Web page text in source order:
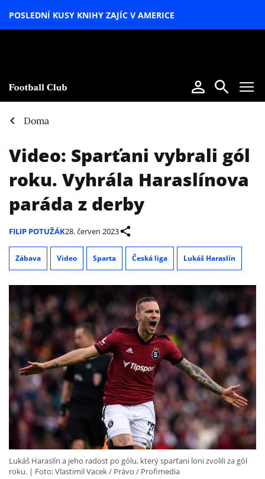
POSLEDNÍ KUSY KNIHY ZAJÍC V AMERICE
Doma
Video: Sparťani vybrali gól
roku. Vyhrála Haraslínova
paráda z derby
FILIP POTUŽÁK28. červen 2023
Zábava Video Sparta Česká liga Lukáš Haraslín
Lukáš Haraslín a jeho radost po gólu, který sparťani loni zvolili za gól
roku.
Foto: Vlastimil Vacek / Právo / Profimedia